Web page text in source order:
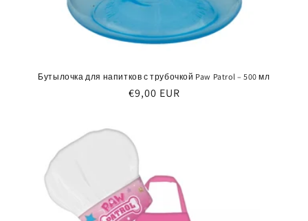
Бутылочка для напитков с трубочкой Paw Patrol – 500 мл
Обычная
€9,00 EUR